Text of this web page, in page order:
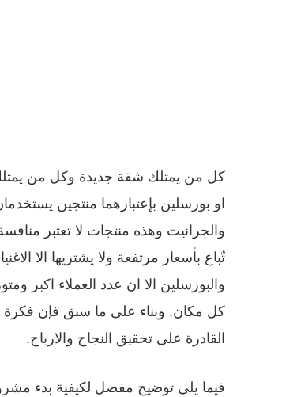
كل من يمتلك شقة جديدة وكل من
او بورسلين بإعتبارهما منتجين
والجرانيت وهذه منتجات لا تعتبر
تٌباع بأسعار مرتفعة ولا يشتريها الا
والبورسلين الا ان عدد العملاء اكبر
كل مكان. وبناء على ما سبق فإن
القادرة على تحقيق النجاح والارباح.
فيما يلي توضيح مفصل لكيفية بدء